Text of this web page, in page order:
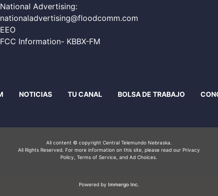
National Advertising:
nationaladvertising@floodcomm.com
EEO
FCC Information- KBBX-FM
NOTICIAS TU CANAL BOLSA DE TRABAJO
All content © copyright Central Telemundo Nebraska.
All Rights Reserved. For more information on this site, please read our Privacy
Policy , Terms of Service, and Ad Choices.
Powered by Immergo Inc.